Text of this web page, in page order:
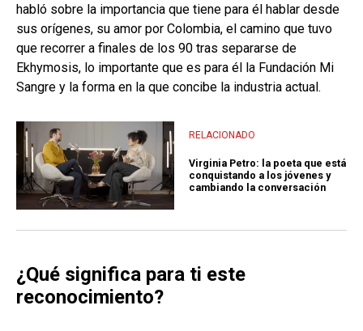
habló sobre la importancia que tiene para él hablar desde
sus orígenes, su amor por Colombia, el camino que tuvo
que recorrer a finales de los 90 tras separarse de
Ekhymosis, lo importante que es para él la Fundación Mi
Sangre y la forma en la que concibe la industria actual.
RELACIONADO
Virginia Petro: la poeta que está
conquistando a los jóvenes y
cambiando la conversación
¿Qué significa para ti este
reconocimiento?